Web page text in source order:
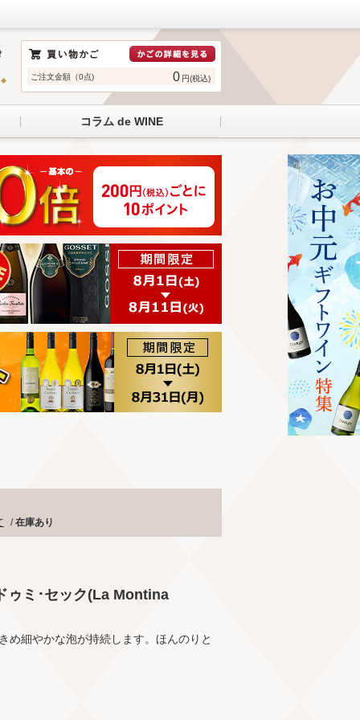
ご注文金額（0点) 0 円(税込)
コラム de WINE
/在庫あり
ゥミ･セック(La Montina
め細やかな泡が持続します。ほんのりと